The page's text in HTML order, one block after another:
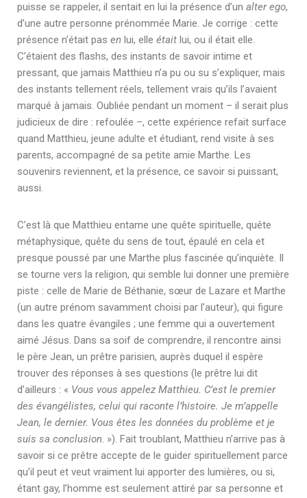
puisse se rappeler, il sentait en lui la présence d’un alter ego,
d’une autre personne prénommée Marie. Je corrige : cette
présence n’était pas en lui, elle était lui, ou il était elle.
C’étaient des flashs, des instants de savoir intime et
pressant, que jamais Matthieu n’a pu ou su s’expliquer, mais
des instants tellement réels, tellement vrais qu’ils l’avaient
marqué à jamais. Oubliée pendant un moment – il serait plus
judicieux de dire : refoulée –, cette expérience refait surface
quand Matthieu, jeune adulte et étudiant, rend visite à ses
parents, accompagné de sa petite amie Marthe. Les
souvenirs reviennent, et la présence, ce savoir si puissant,
aussi.
C’est là que Matthieu entame une quête spirituelle, quête
métaphysique, quête du sens de tout, épaulé en cela et
presque poussé par une Marthe plus fascinée qu’inquiète. Il
se tourne vers la religion, qui semble lui donner une première
piste : celle de Marie de Béthanie, sœur de Lazare et Marthe
(un autre prénom savamment choisi par l’auteur), qui figure
dans les quatre évangiles ; une femme qui a ouvertement
aimé Jésus. Dans sa soif de comprendre, il rencontre ainsi
le père Jean, un prêtre parisien, auprès duquel il espère
trouver des réponses à ses questions (le prêtre lui dit
d’ailleurs : « Vous vous appelez Matthieu. C’est le premier
des évangélistes, celui qui raconte l’histoire. Je m’appelle
Jean, le dernier. Vous êtes les données du problème et je
suis sa conclusion. »). Fait troublant, Matthieu n’arrive pas à
savoir si ce prêtre accepte de le guider spirituellement parce
qu’il peut et veut vraiment lui apporter des lumières, ou si,
étant gay, l’homme est seulement attiré par sa personne et